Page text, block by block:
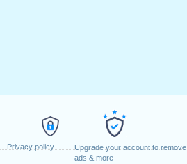
Privacy policy
Upgrade your account to remove
ads & more